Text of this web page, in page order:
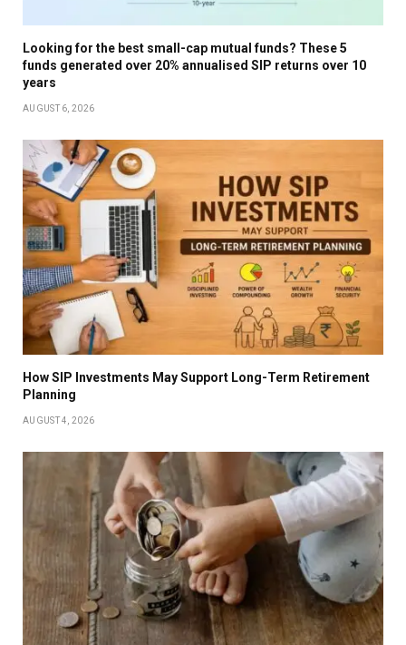
Looking for the best small-cap mutual funds? These 5
funds generated over 20% annualised SIP returns over 10
years
AUGUST 6, 2026
How SIP Investments May Support Long-Term Retirement
Planning
AUGUST 4, 2026